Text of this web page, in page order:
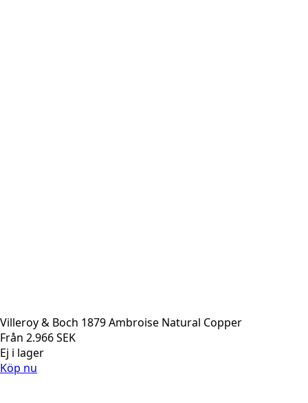
Villeroy & Boch 1879 Ambroise Natural Copper
Från 2.966SEK
Ej i lager
Köp nu